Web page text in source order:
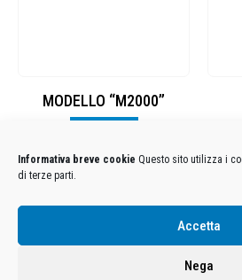
Informativa breve cookie Questo sito utilizza i
di terze parti.
Accetta
Nega
MODELLO “M2000”
Condizioni Generali di Utilizzo-
Euro 12.500.000 i.v. - C.F. e Iscr. Reg. Imp. Monza e